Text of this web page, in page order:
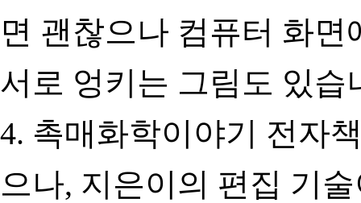
면 괜찮으나 컴퓨터 화
서로 엉키는 그림도 있
4. 촉매화학이야기 전자
으나, 지은이의 편집 기